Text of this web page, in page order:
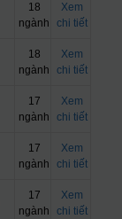
18
ngành
Xem
chi tiết
18
ngành
Xem
chi tiết
17
ngành
Xem
chi tiết
17
ngành
Xem
chi tiết
17
ngành
Xem
chi tiết